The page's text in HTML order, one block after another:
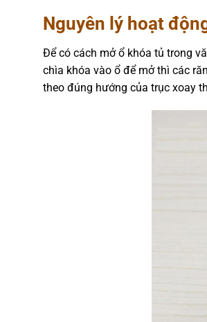
Nguyên lý hoạt
Để có cách mở ổ khóa tủ trong
chìa khóa vào ổ để mở thì các
theo đúng hướng của trục xoay